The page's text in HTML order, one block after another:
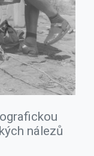
nálezů